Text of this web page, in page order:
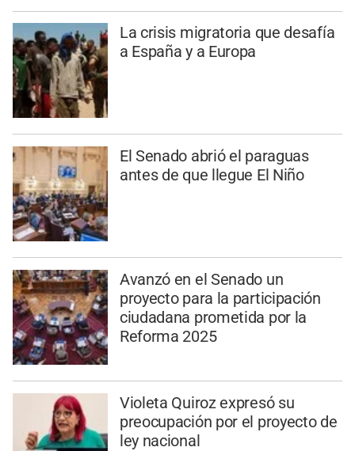
La crisis migratoria que desafía
a España y a Europa
El Senado abrió el paraguas
antes de que llegue El Niño
Avanzó en el Senado un
proyecto para la participación
ciudadana prometida por la
Reforma 2025
Violeta Quiroz expresó su
preocupación por el proyecto de
ley nacional